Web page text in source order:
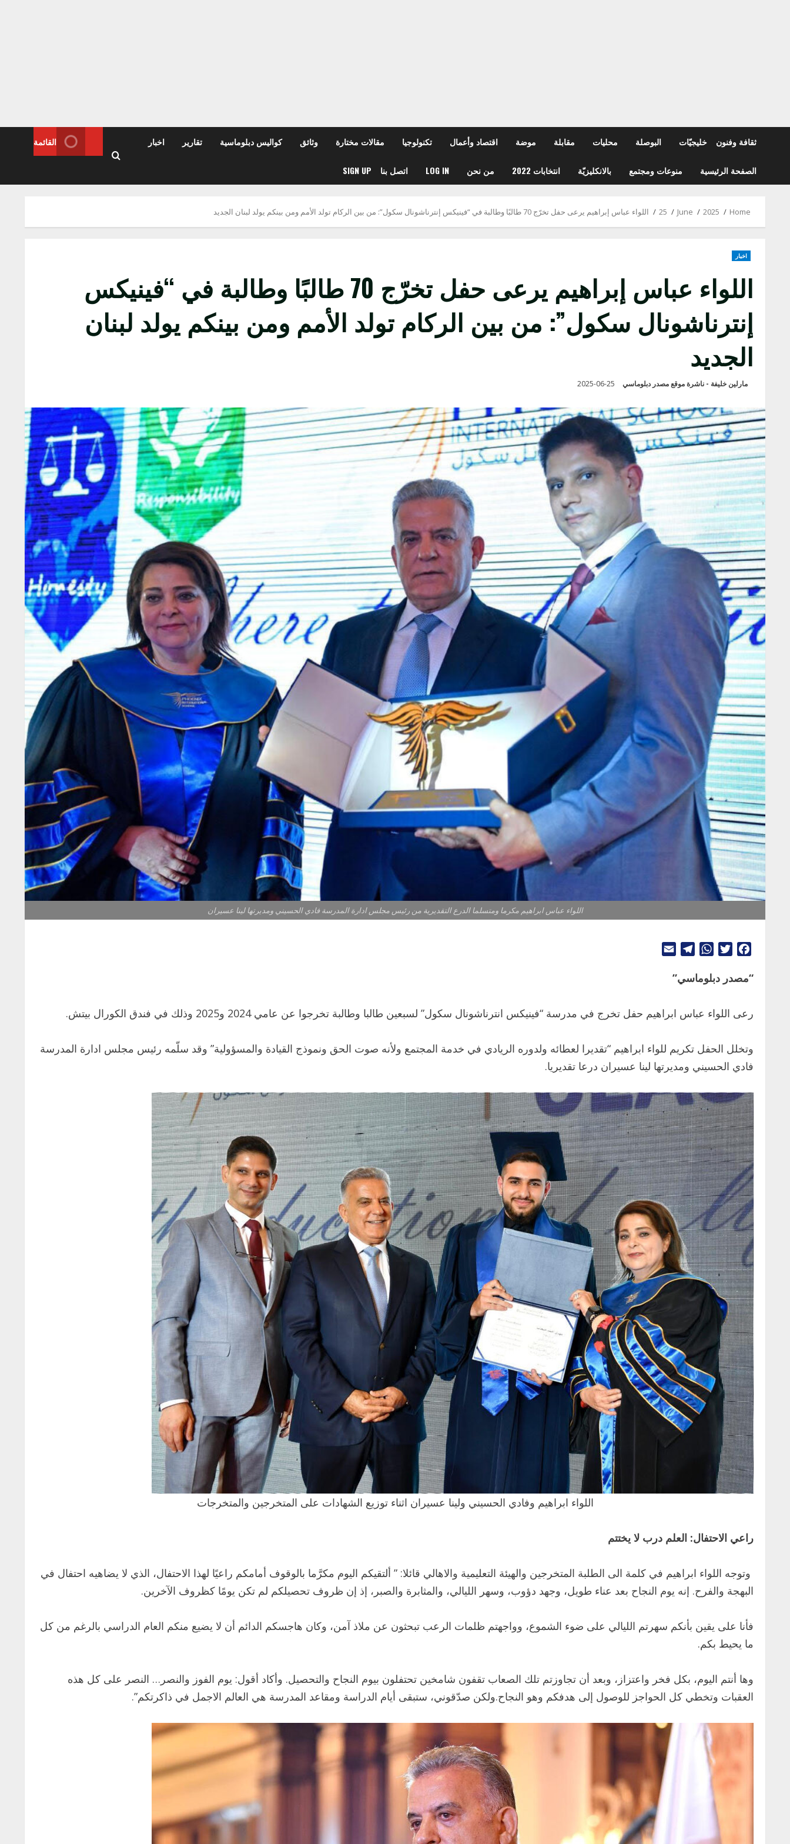
ثقافة وفنون خليجيّات البوصلة محليات مقابلة موضة اقتصاد وأعمال تكنولوجيا مقالات مختارة وثائق كواليس دبلوماسية تقارير اخبار
الصفحة الرئيسية منوعات ومجتمع بالانكليزيّة انتخابات 2022 من نحن LOG IN اتصل بنا SIGN UP
القائمة
Home
2025
June
25 اللواء عباس إبراهيم يرعى حفل تخرّج 70 طالبًا وطالبة في “فينيكس إنترناشونال سكول”: من بين الركام تولد الأمم ومن بينكم يولد لبنان الجديد
اخبار
اللواء عباس إبراهيم يرعى حفل تخرّج 70 طالبًا وطالبة في “فينيكس
إنترناشونال سكول”: من بين الركام تولد الأمم ومن بينكم يولد لبنان
الجديد
مارلين خليفة - ناشرة موقع مصدر دبلوماسي 2025-06-25
اللواء عباس ابراهيم مكرما ومتسلما الدرع التقديرية من رئيس مجلس ادارة المدرسة فادي الحسيني ومديرتها لينا عسيران
Facebook
Twitter
WhatsApp
Telegram
“مصدر دبلوماسي”
رعى اللواء عباس ابراهيم حفل تخرج في مدرسة “فينيكس انترناشونال سكول” لسبعين طالبا وطالبة تخرجوا عن عامي 2024 و2025 وذلك في فندق الكورال بيتش.
وتخلل الحفل تكريم للواء ابراهيم “تقديرا لعطائه ولدوره الريادي في خدمة المجتمع ولأنه صوت الحق ونموذج القيادة والمسؤولية” وقد سلّمه رئيس مجلس ادارة المدرسة
فادي الحسيني ومديرتها لينا عسيران درعا تقديريا.
اللواء ابراهيم وفادي الحسيني ولينا عسيران اثناء توزيع الشهادات على المتخرجين والمتخرجات
راعي الاحتفال: العلم درب لا يختتم
وتوجه اللواء ابراهيم في كلمة الى الطلبة المتخرجين والهيئة التعليمية والاهالي قائلا: ” ألتقيكم اليوم مكرَّما بالوقوف أمامكم راعيًا لهذا الاحتفال، الذي لا يضاهيه احتفال في
البهجة والفرح. إنه يوم النجاح بعد عناء طويل، وجهد دؤوب، وسهر الليالي، والمثابرة والصبر، إذ إن ظروف تحصيلكم لم تكن يومًا كظروف الآخرين.
فأنا على يقين بأنكم سهرتم الليالي على ضوء الشموع، وواجهتم ظلمات الرعب تبحثون عن ملاذ آمن، وكان هاجسكم الدائم أن لا يضيع منكم العام الدراسي بالرغم من كل
ما يحيط بكم.
وها أنتم اليوم، بكل فخر واعتزاز، وبعد أن تجاوزتم تلك الصعاب تقفون شامخين تحتفلون بيوم النجاح والتحصيل. وأكاد أقول: يوم الفوز والنصر… النصر على كل هذه
العقبات وتخطي كل الحواجز للوصول إلى هدفكم وهو النجاح.ولكن صدّقوني، ستبقى أيام الدراسة ومقاعد المدرسة هي العالم الاجمل في ذاكرتكم”.